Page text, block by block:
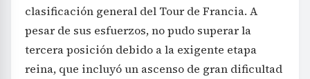
clasificación general del Tour de Francia. A
pesar de sus esfuerzos, no pudo superar la
tercera posición debido a la exigente etapa
reina, que incluyó un ascenso de gran dificultad